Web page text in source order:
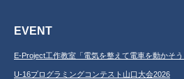
EVENT
E-Project工作教室「電気を整えて電車を動かそ
U-16プログラミングコンテスト山口大会2026